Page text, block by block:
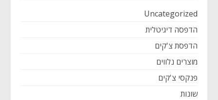
Uncategorized
הדפסה דיגיטלית
הדפסת צ'קים
מוצרים נלווים
פנקסי צ'קים
שונות